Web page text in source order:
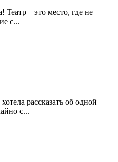
Театр – это место, где не
с...
рассказать об одной
с...